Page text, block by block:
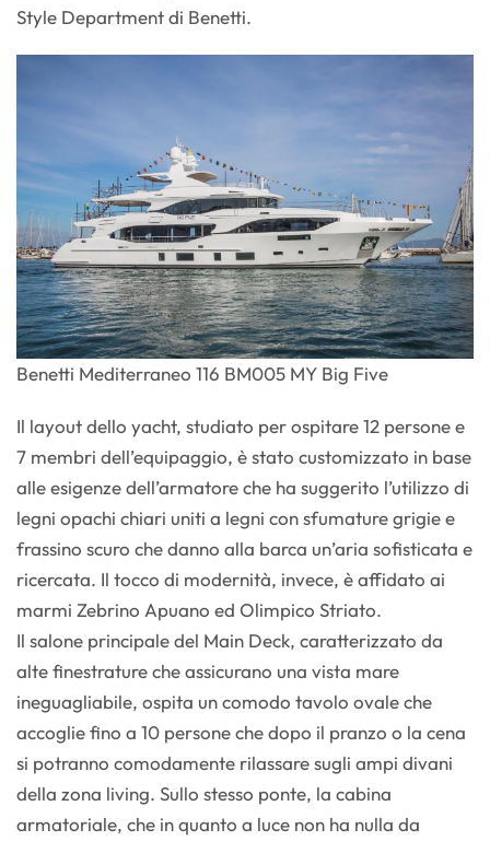
Style Department di Benetti.
Benetti Mediterraneo 116 BM005 MY Big Five
Il layout dello yacht, studiato per ospitare 12 persone e
7 membri dell’equipaggio, è stato customizzato in base
alle esigenze dell’armatore che ha suggerito l’utilizzo di
legni opachi chiari uniti a legni con sfumature grigie e
frassino scuro che danno alla barca un’aria sofisticata e
ricercata. Il tocco di modernità, invece, è affidato ai
marmi Zebrino Apuano ed Olimpico Striato.
Il salone principale del Main Deck, caratterizzato da
alte finestrature che assicurano una vista mare
ineguagliabile, ospita un comodo tavolo ovale che
accoglie fino a 10 persone che dopo il pranzo o la cena
si potranno comodamente rilassare sugli ampi divani
della zona living. Sullo stesso ponte, la cabina
armatoriale, che in quanto a luce non ha nulla da